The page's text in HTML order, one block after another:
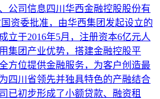
公司信息四川华西金融控股股份有
资委批准，由华西集团发起设立的
立于2016年5月，注册资本6亿元人
集团产业优势，搭建金融控股平
方位提供金融服务，为客户创造最
四川省领先并独具特色的产融结合
已初步形成了小额贷款、融资租